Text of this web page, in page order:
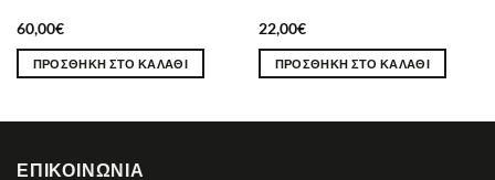
60,00€
ΠΡΟΣΘΉΚΗ ΣΤΟ ΚΑΛΆΘΙ
22,00€
ΠΡΟΣΘΉΚΗ ΣΤΟ ΚΑΛΆΘΙ
ΕΠΙΚΟΙΝΩΝΊΑ